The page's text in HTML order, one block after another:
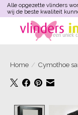
Alle opgezette vlinders
wij de beste kwaliteit
Home / Cymothoe